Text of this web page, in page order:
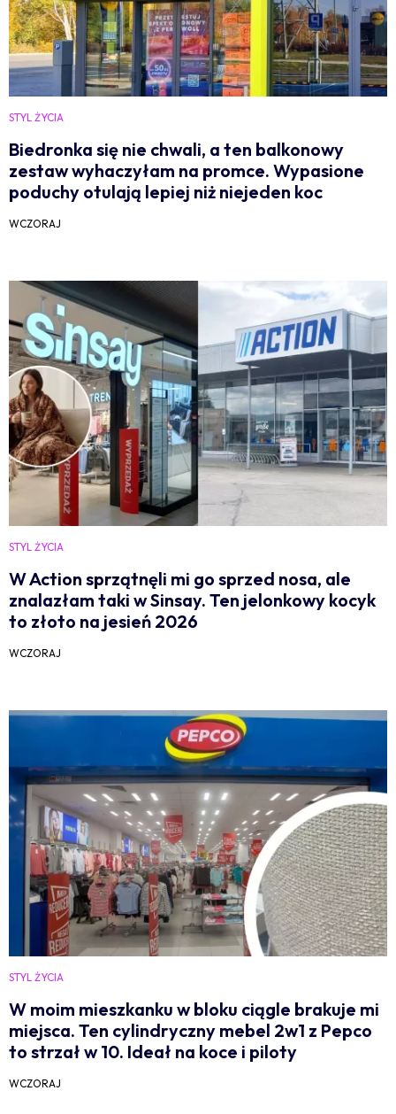
STYL ŻYCIA
Biedronka się nie chwali, a ten balkonowy
zestaw wyhaczyłam na promce. Wypasione
poduchy otulają lepiej niż niejeden koc
WCZORAJ
STYL ŻYCIA
W Action sprzątnęli mi go sprzed nosa, ale
znalazłam taki w Sinsay. Ten jelonkowy kocyk
to złoto na jesień 2026
WCZORAJ
STYL ŻYCIA
W moim mieszkanku w bloku ciągle brakuje mi
miejsca. Ten cylindryczny mebel 2w1 z Pepco
to strzał w 10. Ideał na koce i piloty
WCZORAJ